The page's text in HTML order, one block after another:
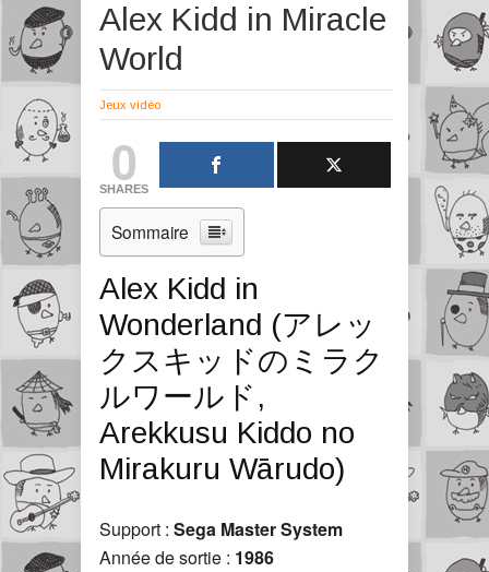
Alex Kidd in Miracle
World
Jeux vidéo
0
SHARES
Sommaire
Alex Kidd in
Wonderland (アレッ
クスキッドのミラク
ルワールド,
Arekkusu Kiddo no
Mirakuru Wārudo)
Support : Sega Master System
Année de sortie : 1986